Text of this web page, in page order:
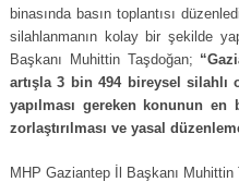
binasında basın toplantısı
silahlanmanın kolay bir şekilde
Başkanı Muhittin Taşdoğan;
artışla 3 bin 494 bireysel
yapılması gereken konunun en
zorlaştırılması ve yasal
MHP Gaziantep İl Başkanı